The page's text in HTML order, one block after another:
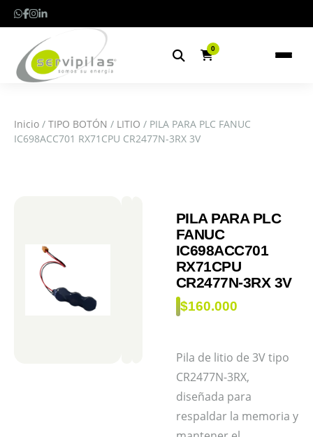
0
Inicio / TIPO BOTÓN / LITIO / PILA PARA PLC FANUC
IC698ACC701 RX71CPU CR2477N-3RX 3V
PILA PARA PLC
FANUC
IC698ACC701
RX71CPU
CR2477N-3RX 3V
$160.000
Pila de litio de 3V tipo
CR2477N-3RX,
diseñada para
respaldar la memoria y